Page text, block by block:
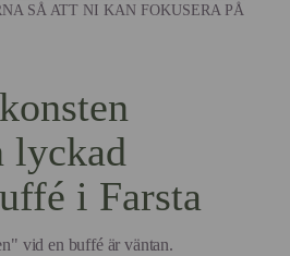
SÅ ATT NI KAN FOKUSERA PÅ
lyckad
i Farsta
vid en buffé är väntan.